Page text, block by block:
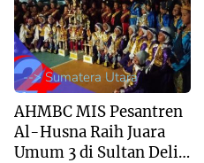
Santri
--> Sumatera Utara
AHMBC MIS Pesantren
Al-Husna Raih Juara
Umum 3 di Sultan Deli